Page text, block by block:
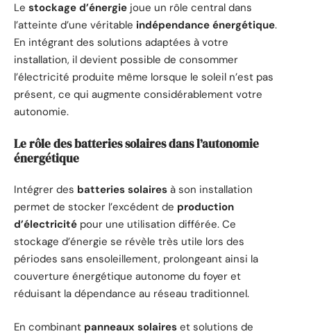
Le stockage d’énergie joue un rôle central dans
l’atteinte d’une véritable indépendance énergétique.
En intégrant des solutions adaptées à votre
installation, il devient possible de consommer
l’électricité produite même lorsque le soleil n’est pas
présent, ce qui augmente considérablement votre
autonomie.
Le rôle des batteries solaires dans l’autonomie
énergétique
Intégrer des batteries solaires à son installation
permet de stocker l’excédent de production
d’électricité pour une utilisation différée. Ce
stockage d’énergie se révèle très utile lors des
périodes sans ensoleillement, prolongeant ainsi la
couverture énergétique autonome du foyer et
réduisant la dépendance au réseau traditionnel.
En combinant panneaux solaires et solutions de